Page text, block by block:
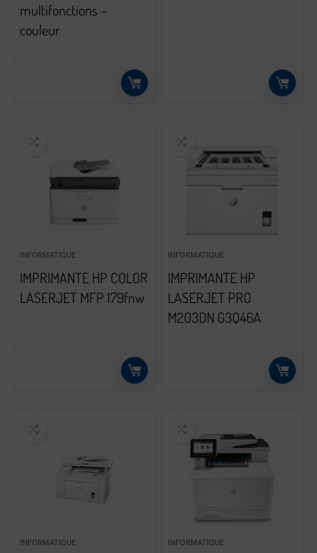
multifonctions –
couleur
INFORMATIQUE
IMPRIMANTE HP COLOR
LASERJET MFP 179fnw
INFORMATIQUE
IMPRIMANTE HP
LASERJET PRO
M203DN G3Q46A
INFORMATIQUE INFORMATIQUE